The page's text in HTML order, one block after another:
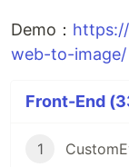
Demo：
web-to-image/
Front-End
1